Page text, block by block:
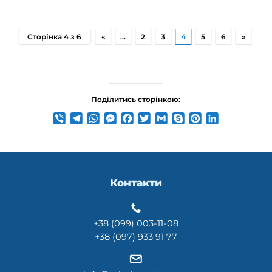
Сторінка 4 з 6 « ... 2 3 4 5 6 »
Поділитись сторінкою:
ViberTelegram
WhatsApp
Messenger
Facebook
TwitterGmailSkypePinterest
Контакти
+38 (099) 003-11-08
+38 (097) 933 91 77